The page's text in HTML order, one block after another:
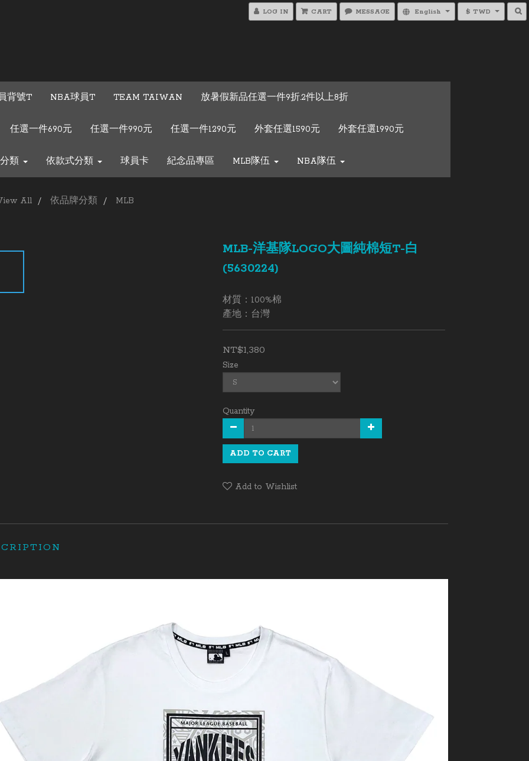
LOG IN CART MESSAGE English $ TWD
背號T NBA球員T TEAM TAIWAN 放暑假新品任選一件9折.2件以上8折
任選一件690元 任選一件990元 任選一件1290元 外套任選1590元 外套任選1990元
類 依款式分類 球員卡 紀念品專區 MLB隊伍 NBA隊伍
All 依品牌分類 MLB
MLB-洋基隊LOGO大圖純棉短T-白
(5630224)
材質：100%棉
產地：台灣
NT$1,380
Size
Quantity
ADD TO CART
Add to Wishlist